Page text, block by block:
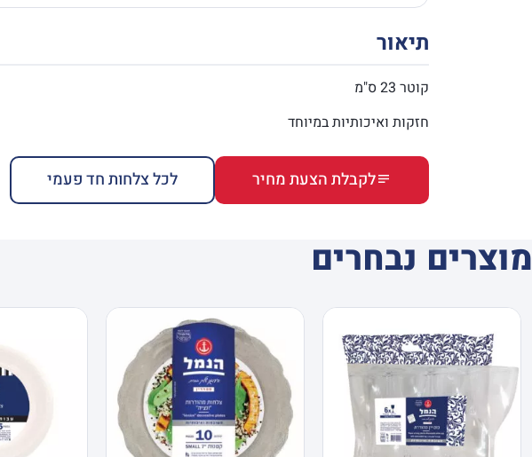
תיאור
קוטר 23 ס"מ
חזקות ואיכותיות במיוחד
לקבלת הצעת מחיר לכל צלחות חד פעמי
מוצרים נבחרים